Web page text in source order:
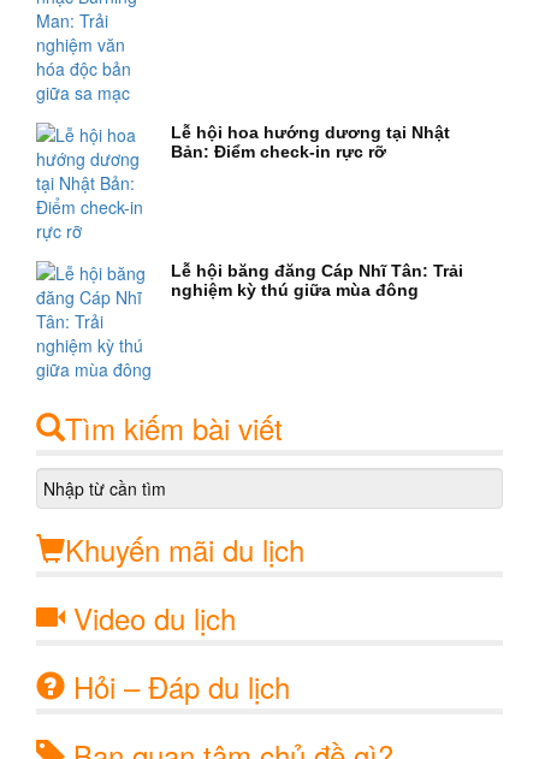
Lễ hội hoa hướng dương tại Nhật
Bản: Điểm check-in rực rỡ
Lễ hội băng đăng Cáp Nhĩ Tân: Trải
nghiệm kỳ thú giữa mùa đông
Tìm kiếm bài viết
Khuyến mãi du lịch
Video du lịch
Hỏi – Đáp du lịch